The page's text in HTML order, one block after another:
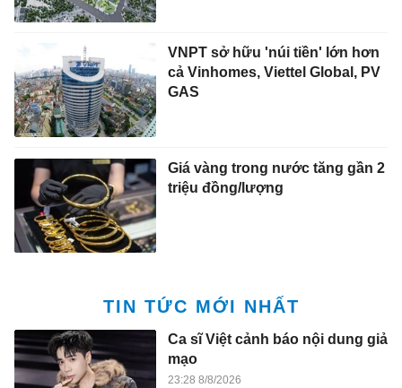
VNPT sở hữu 'núi tiền' lớn hơn
cả Vinhomes, Viettel Global, PV
GAS
Giá vàng trong nước tăng gần 2
triệu đồng/lượng
TIN TỨC MỚI NHẤT
Ca sĩ Việt cảnh báo nội dung giả
mạo
23:28 8/8/2026